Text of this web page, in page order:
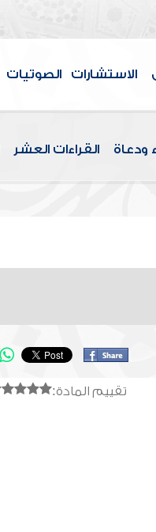
الاستشارات الصوتيات
ودعاة القراءات العشر
تقييم المادة: